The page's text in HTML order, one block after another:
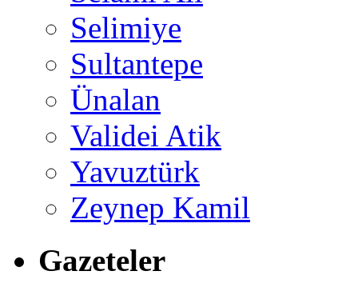
Selimiye
Sultantepe
Ünalan
Validei Atik
Yavuztürk
Zeynep Kamil
Gazeteler